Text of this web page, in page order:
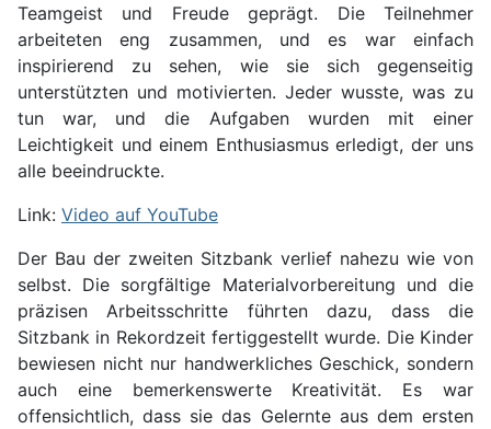
Teamgeist und Freude geprägt. Die Teilnehmer
arbeiteten eng zusammen, und es war einfach
inspirierend zu sehen, wie sie sich gegenseitig
unterstützten und motivierten. Jeder wusste, was zu
tun war, und die Aufgaben wurden mit einer
Leichtigkeit und einem Enthusiasmus erledigt, der uns
alle beeindruckte.
Link: Video auf YouTube
Der Bau der zweiten Sitzbank verlief nahezu wie von
selbst. Die sorgfältige Materialvorbereitung und die
präzisen Arbeitsschritte führten dazu, dass die
Sitzbank in Rekordzeit fertiggestellt wurde. Die Kinder
bewiesen nicht nur handwerkliches Geschick, sondern
auch eine bemerkenswerte Kreativität. Es war
offensichtlich, dass sie das Gelernte aus dem ersten